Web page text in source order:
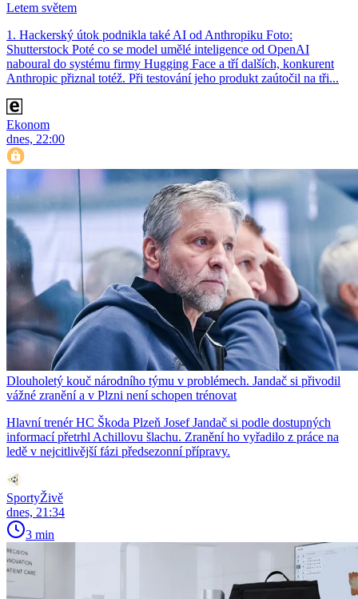
Letem světem
1. Hackerský útok podnikla také AI od Anthropiku Foto:
Shutterstock Poté co se model umělé inteligence od OpenAI
naboural do systému firmy Hugging Face a tří dalších, konkurent
Anthro­pic přiznal totéž. Při testování jeho produkt zaútočil na tři...
Ekonom
dnes, 22:00
Dlouholetý kouč národního týmu v problémech. Jandač si přivodil
vážné zranění a v Plzni není schopen trénovat
Hlavní trenér HC Škoda Plzeň Josef Jandač si podle dostupných
informací přetrhl Achillovu šlachu. Zranění ho vyřadilo z práce na
ledě v nejcitlivější fázi předsezonní přípravy.
SportyŽivě
dnes, 21:34
3 min